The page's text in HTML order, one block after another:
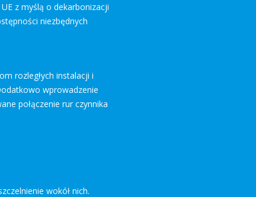
z myślą o dekarbonizacji
niezbędnych
rozległych instalacji i
wprowadzenie
połączenie rur czynnika
wokół nich.